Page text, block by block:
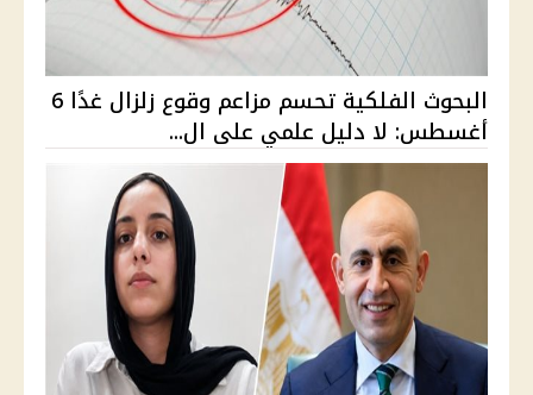
البحوث الفلكية تحسم مزاعم وقوع زلزال غدًا 6
أغسطس: لا دليل علمي على ال...